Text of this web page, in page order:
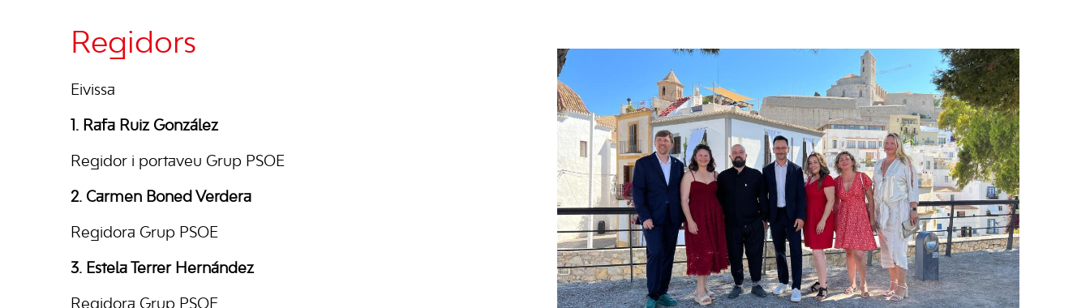
Regidors
Eivissa
1. Rafa Ruiz González
Regidor i portaveu Grup PSOE
2. Carmen Boned Verdera
Regidora Grup PSOE
3. Estela Terrer Hernández